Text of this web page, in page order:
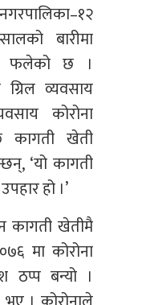
बारीमा
फलेको छ ।
व्यवसाय
कोरोना
कागती खेती
‘यो कागती
हो ।’
कागती खेतीमै
मा कोरोना
ठप्प बन्यो ।